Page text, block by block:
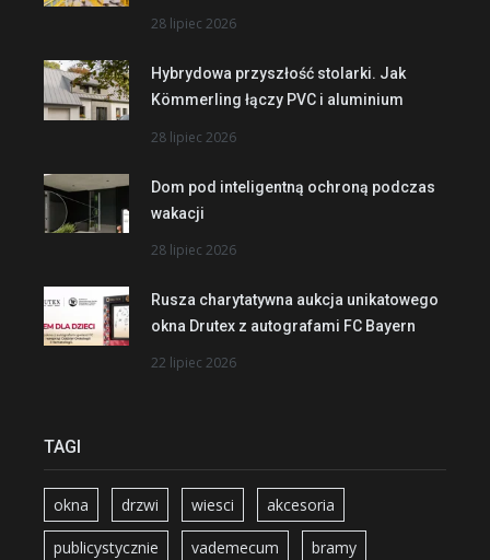
28 lipiec 2026
Hybrydowa przyszłość stolarki. Jak
Kömmerling łączy PVC i aluminium
28 lipiec 2026
Dom pod inteligentną ochroną podczas
wakacji
28 lipiec 2026
Rusza charytatywna aukcja unikatowego
okna Drutex z autografami FC Bayern
22 lipiec 2026
TAGI
okna drzwi wiesci akcesoria
publicystycznie vademecum bramy